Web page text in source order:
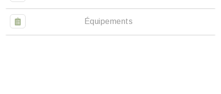
Équipements